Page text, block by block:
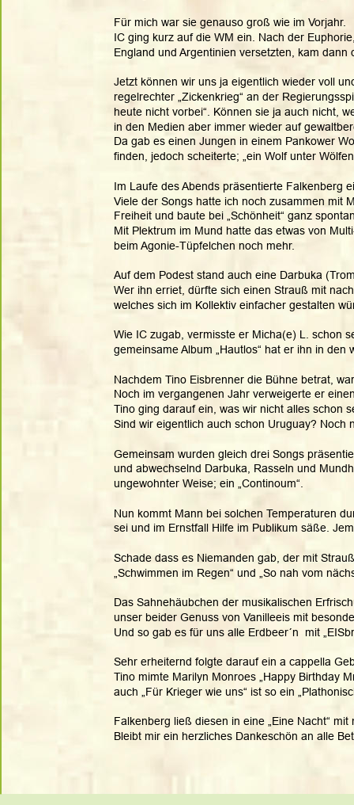
Für mich war sie genauso groß wie im Vorjahr.
IC ging kurz auf die WM ein. Nach der
England und Argentinien versetzten, kam
Jetzt können wir uns ja eigentlich wieder voll
regelrechter „Zickenkrieg“ an der
heute nicht vorbei“. Können sie ja auch nicht,
in den Medien aber immer wieder auf
Da gab es einen Jungen in einem Pankower
finden, jedoch scheiterte; „ein Wolf unter
Im Laufe des Abends präsentierte Falkenberg
Viele der Songs hatte ich noch zusammen mit
Freiheit und baute bei „Schönheit“ ganz
Mit Plektrum im Mund hatte das etwas von
beim Agonie-Tüpfelchen noch mehr.
Auf dem Podest stand auch eine Darbuka
Wer ihn erriet, dürfte sich einen Strauß mit
welches sich im Kollektiv einfacher gestalten
Wie IC zugab, vermisste er Micha(e) L. schon
gemeinsame Album „Hautlos“ hat er ihn in
Nachdem Tino Eisbrenner die Bühne betrat,
Noch im vergangenen Jahr verweigerte er
Tino ging darauf ein, was wir nicht alles schon
Sind wir eigentlich auch schon Uruguay?
Gemeinsam wurden gleich drei Songs
und abwechselnd Darbuka, Rasseln und
ungewohnter Weise; ein „Continoum“.
Nun kommt Mann bei solchen Temperaturen
sei und im Ernstfall Hilfe im Publikum säße.
Schade dass es Niemanden gab, der mit
„Schwimmen im Regen“ und „So nah vom
Das Sahnehäubchen der musikalischen
unser beider Genuss von Vanilleeis mit
Und so gab es für uns alle Erdbeer´n  mit
Sehr erheiternd folgte darauf ein a cappella
Tino mimte Marilyn Monroes „Happy Birthday
auch „Für Krieger wie uns“ ist so ein
Falkenberg ließ diesen in eine „Eine Nacht“
Bleibt mir ein herzliches Dankeschön an alle